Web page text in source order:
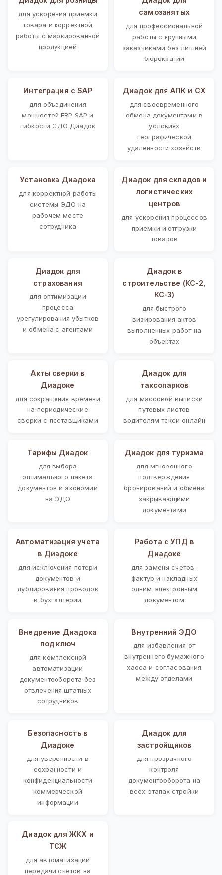
для ускорения приемки
товара и корректной
работы с маркированной
продукцией
самозанятых
для профессиональной
работы с крупными
заказчиками без лишней
бюрократии
Интеграция с SAP
для объединения
мощностей ERP SAP и
гибкости ЭДО Диадок
Диадок для АПК и СХ
для своевременного
обмена документами в
условиях
географической
удаленности хозяйств
Установка Диадока
для корректной работы
системы ЭДО на
рабочем месте
сотрудника
Диадок для складов и
логистических
центров
для ускорения процессов
приемки и отгрузки
товаров
Диадок для
страхования
для оптимизации
процесса
урегулирования убытков
и обмена с агентами
Диадок в
строительстве (КС-2,
КС-3)
для быстрого
визирования актов
выполненных работ на
объектах
Акты сверки в
Диадоке
для сокращения времени
на периодические
сверки с поставщиками
Диадок для
таксопарков
для массовой выписки
путевых листов
водителям такси онлайн
Тарифы Диадок
для выбора
оптимального пакета
документов и экономии
на ЭДО
Диадок для туризма
для мгновенного
подтверждения
бронирований и обмена
закрывающими
документами
Автоматизация учета
в Диадоке
для исключения потери
документов и
дублирования проводок
в бухгалтерии
Работа с УПД в
Диадоке
для замены счетов-
фактур и накладных
одним электронным
документом
Внедрение Диадока
под ключ
для комплексной
автоматизации
документооборота без
отвлечения штатных
сотрудников
Внутренний ЭДО
для избавления от
внутреннего бумажного
хаоса и согласования
между отделами
Безопасность в
Диадоке
для уверенности в
сохранности и
конфиденциальности
коммерческой
информации
Диадок для
застройщиков
для прозрачного
контроля
документооборота на
всех этапах стройки
Диадок для ЖКХ и
ТСЖ
для автоматизации
передачи счетов на